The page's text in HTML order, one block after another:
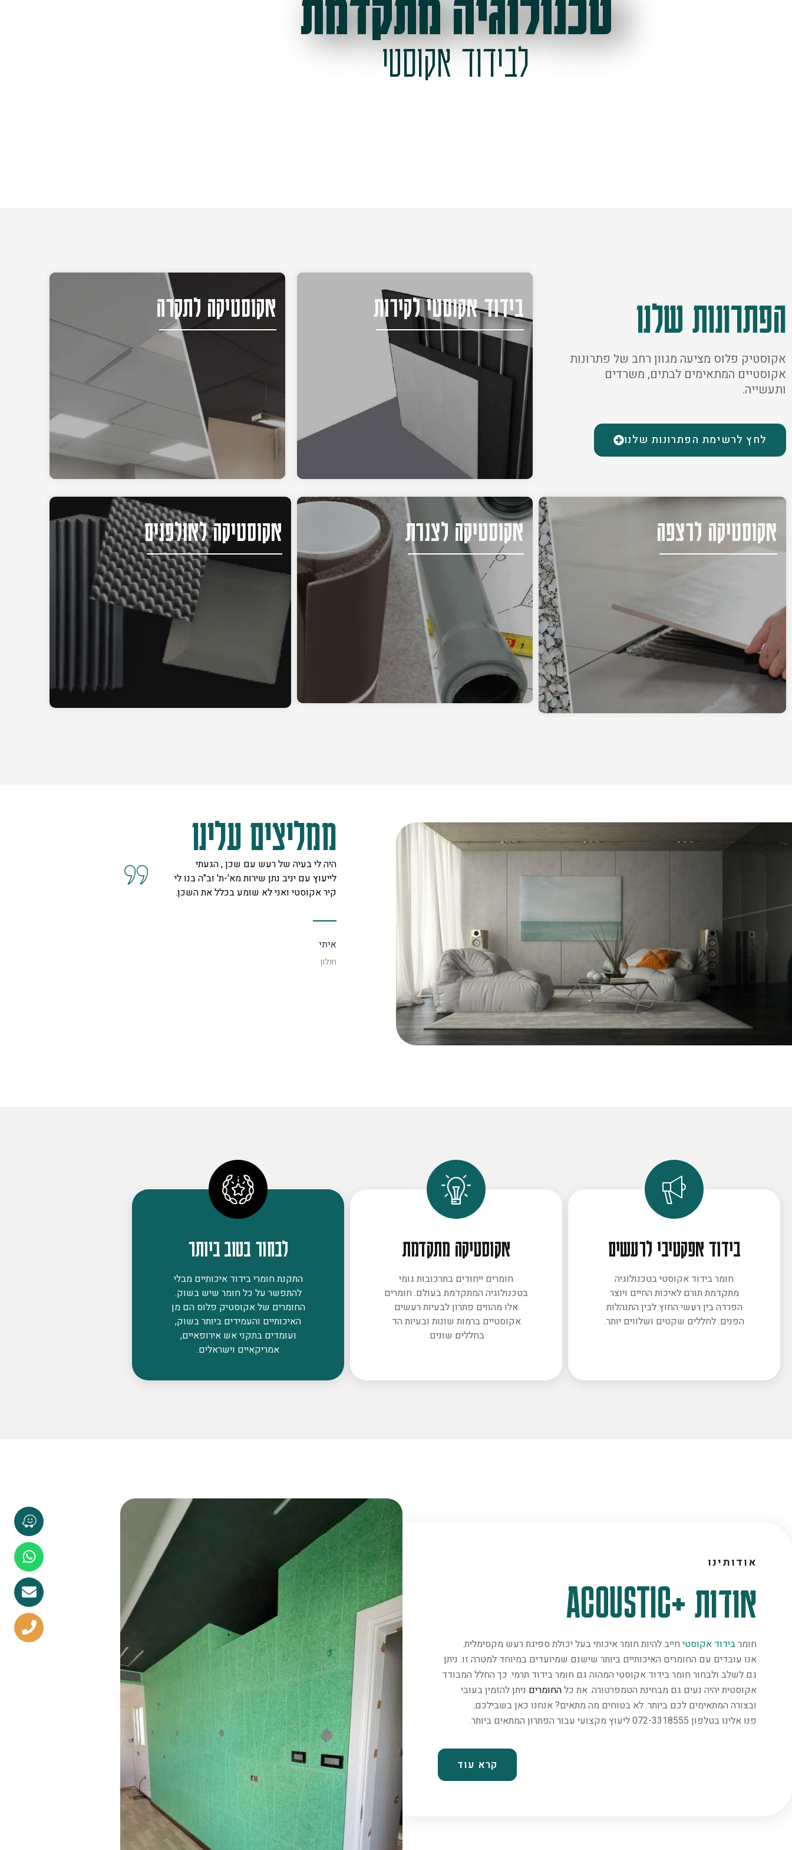
טכנולוגיה מתקדמת
לבידוד אקוסטי
הפתרונות שלנו
אקוסטיק פלוס מציעה מגוון רחב של פתרונות
אקוסטיים המתאימים לבתים, משרדים
ותעשייה.
לחץ לרשימת הפתרונות שלנו
בידוד אקוסטי לקירות אקוסטיקה לתקרה
אקוסטיקה לרצפה אקוסטיקה לצנרת אקוסטיקה לאולפנים
ממליצים עלינו
מקום של מקצוענים על לב טוב ורצון אדיר
לתת מענה לכל לקוח. אצלם מצאתי את
דב
היה לי בעיה של רעש עם שכן , הגעתי
לייעוץ עם יניב נתן שירות מא'-ת' וב"ה בנו לי
קיר אקוסטי ואני לא שומע בכלל את השכן.
איתי
חולון
בידוד אפקטיבי לרעשים
חומר בידוד אקוסטי בטכנולוגיה
מתקדמת תורם לאיכות החיים ויוצר
הפרדה בין רעשי החוץ לבין התנהלות
הפנים. לחללים שקטים ושלווים יותר.
אקוסטיקה מתקדמת
חומרים ייחודים בתרכובות גומי
בטכנולוגיה המתקדמת בעולם. חומרים
אלו מהווים פתרון לבעיות רעשים
אקוסטיים ברמות שונות ובעיות הד
בחללים שונים.
לבחור בטוב ביותר
התקנת חומרי בידוד איכותיים מבלי
להתפשר על כל חומר שיש בשוק.
החומרים של אקוסטיק פלוס הם מן
האיכותיים והעמידים ביותר בשוק,
ועומדים בתקני אש אירופאיים,
אמריקאיים וישראלים.
אודותינו
אודות +ACOUSTIC
חומרבידוד אקוסטי חייב להיות חומר איכותי בעל יכולת ספיגת רעש מקסימלית.
אנו עובדים עם החומרים האיכותיים ביותר שישנם שמיועדים במיוחד למטרה זו. ניתן
גם לשלב ולבחור חומר בידוד אקוסטי המהוה גם חומר בידוד תרמי. כך החלל המבודד
אקוסטית יהיה נעים גם מבחינת הטמפרטורה. את כלהחומרים ניתן להזמין בעובי
ובצורה המתאימים לכם ביותר. לא בטוחים מה מתאים? אנחנו כאן בשבילכם.
פנו אלינו בטלפון 072-3318555 ליעוץ מקצועי עבור הפתרון המתאים ביותר.
קרא עוד